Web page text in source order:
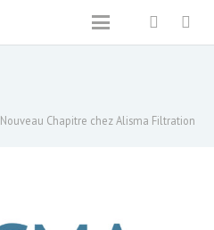
Nouveau Chapitre chez Alisma Filtration